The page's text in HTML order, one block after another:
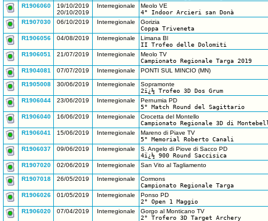
R1906060
19/10/2019
20/10/2019
Interregionale
Meolo VE
4° Indoor Arcieri san Donà
R1907030
06/10/2019 Interregionale
Gorizia
Coppa Triveneta
R1906056
04/08/2019 Interregionale
Limana Bl
II Trofeo delle Dolomiti
R1906051
21/07/2019 Interregionale
Meolo TV
Campionato Regionale Targa 2019
R1904081
07/07/2019 Interregionale PONTI SUL MINCIO (MN)
R1905008 30/06/2019 Interregionale
Sopramonte
2ï¿½ Trofeo 3D Dos Grum
R1906044
23/06/2019 Interregionale
Pernumia PD
5° Match Round del Sagittario
R1906040
16/06/2019 Interregionale
Crocetta del Montello
Campionato Regionale 3D di
R1906041
15/06/2019 Interregionale
Mareno di Piave TV
5° Memorial Roberto Canali
R1906037
09/06/2019 Interregionale
S. Angelo di Piove di Sacco PD
4ï¿½ 900 Round Saccisica
R1907020
02/06/2019 Interregionale San Vito al Tagliamento
R1907018 26/05/2019 Interregionale
Cormons
Campionato Regionale Targa
R1906026
01/05/2019 Interregionale
Ponso PD
2° Open 1 Maggio
R1906020
07/04/2019 Interregionale
Gorgo al Monticano TV
2° Trofero 3D Target Archery